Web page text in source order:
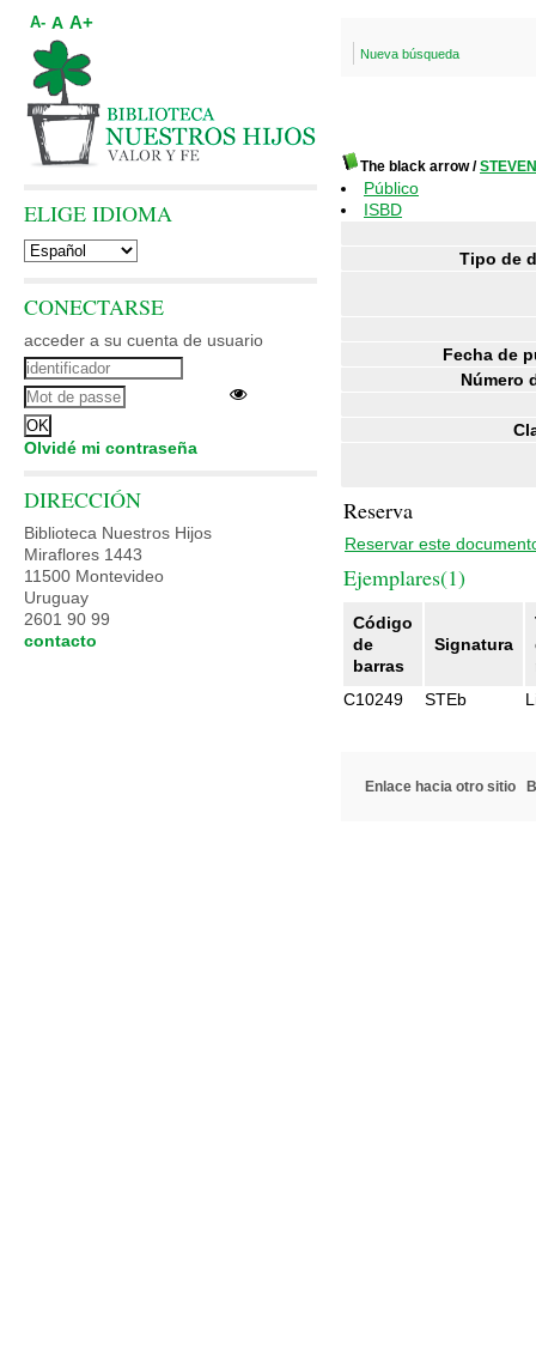
Nueva búsqueda
The black arrow/
Público
ISBD
Tipo de
Fecha de
Número
Reserva
Reservar este
Ejemplares(1)
Código
de
barras
Signatura
C10249
STEb
Enlace hacia otro sitio
A- A A+
ELIGE IDIOMA
CONECTARSE
acceder a su cuenta de usuario
Olvidé mi contraseña
DIRECCIÓN
Biblioteca Nuestros Hijos
Miraflores 1443
11500 Montevideo
Uruguay
2601 90 99
contacto